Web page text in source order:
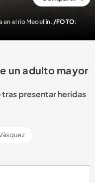
el río Medellín. /FOTO:
un adulto mayor
presentar heridas